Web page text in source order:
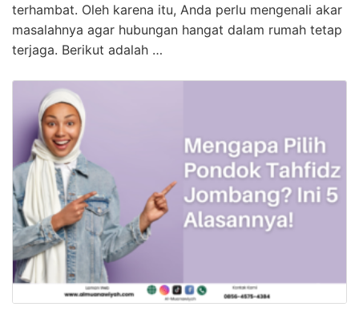
terhambat. Oleh karena itu, Anda perlu mengenali akar
masalahnya agar hubungan hangat dalam rumah tetap
terjaga. Berikut adalah …